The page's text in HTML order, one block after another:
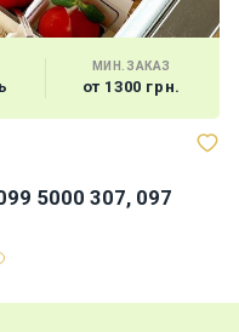
МИН.ЗАКАЗ
от 1300 грн.
5000 307, 097